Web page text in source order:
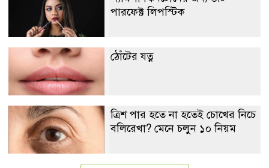
পারফেক্ট লিপস্টিক
ঠোঁটের যত্ন
ত্রিশ পার হতে না হতেই চোখের নিচে
বলিরেখা? মেনে চলুন ১০ নিয়ম